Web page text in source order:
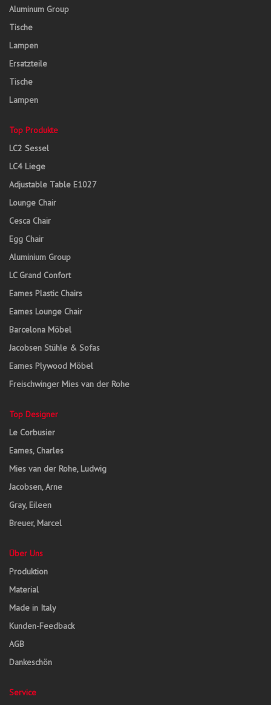
Aluminum Group
Tische
Lampen
Ersatzteile
Tische
Lampen
Top Produkte
LC2 Sessel
LC4 Liege
Adjustable Table E1027
Lounge Chair
Cesca Chair
Egg Chair
Aluminium Group
LC Grand Confort
Eames Plastic Chairs
Eames Lounge Chair
Barcelona Möbel
Jacobsen Stühle & Sofas
Eames Plywood Möbel
Freischwinger Mies van der Rohe
Top Designer
Le Corbusier
Eames, Charles
Mies van der Rohe, Ludwig
Jacobsen, Arne
Gray, Eileen
Breuer, Marcel
Über Uns
Produktion
Material
Made in Italy
Kunden-Feedback
AGB
Dankeschön
Service